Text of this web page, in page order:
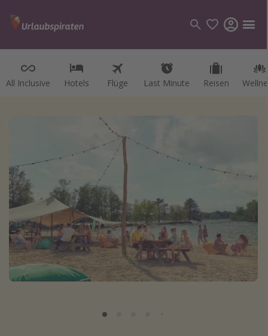
All Inclusive Hotels Flüge Last Minute Reisen
Kategorien
Kreuzfahrten
Reiseziele
Alle Reiseziele
Österreich
Italien
Lombardei